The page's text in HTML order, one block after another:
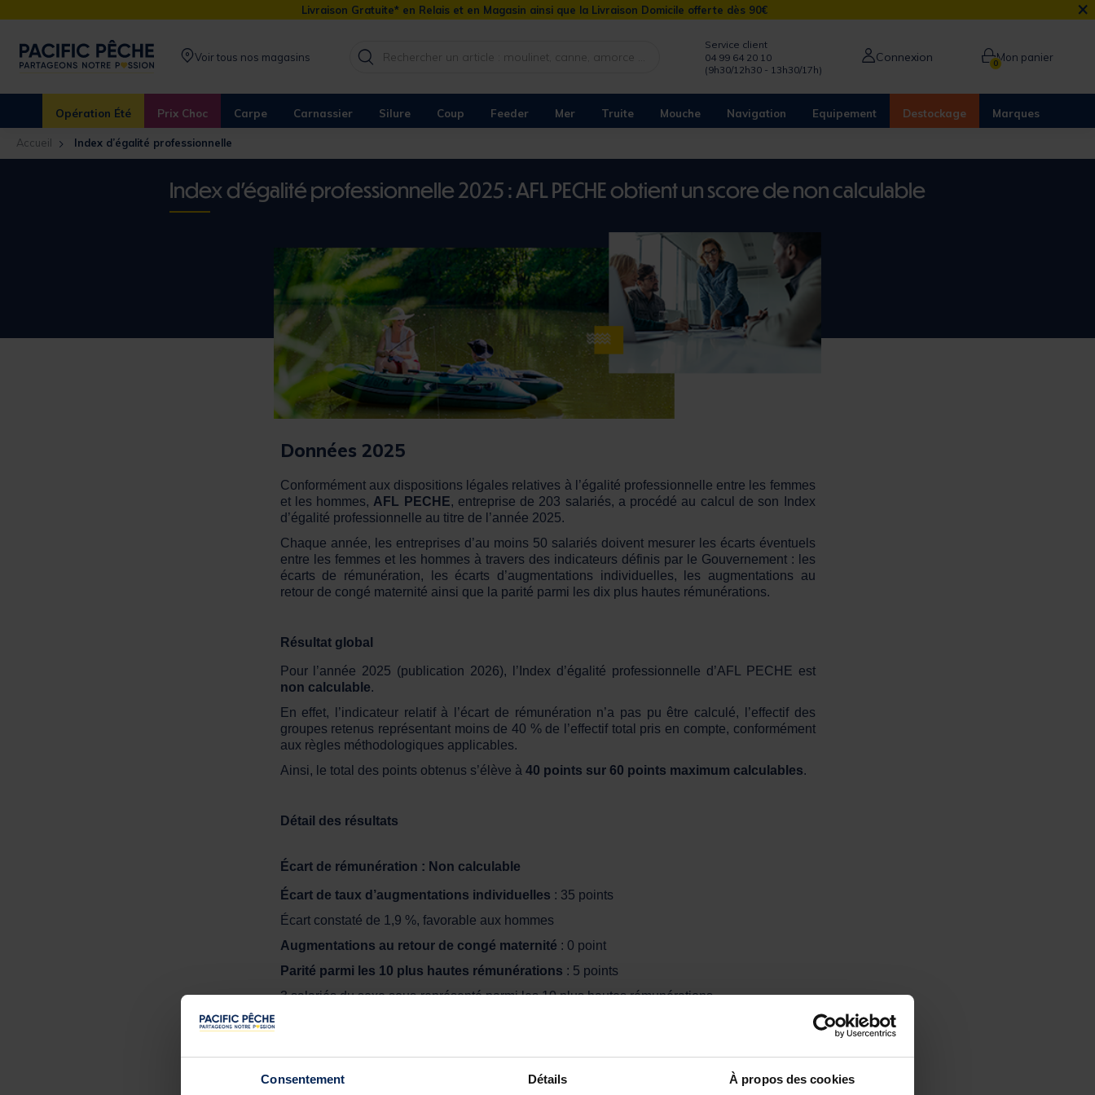
Consentement Détails À propos des cookies
Livraison Gratuite* en Relais et en Magasin ainsi que la Livraison Domicile offerte dès 90€ ×
Voir tous nos magasins
Service client
04 99 64 20 10
(9h30/12h30 - 13h30/17h)
Connexion 0
Mon panier
Opération Été Prix Choc Carpe Carnassier Silure Coup Feeder Mer Truite Mouche Navigation Equipement Destockage Marques
Accueil Index d’égalité professionnelle
Index d'égalité professionnelle 2025 : AFL PECHE obtient un score de non calculable
Données 2025
Conformément aux dispositions légales relatives à l’égalité professionnelle entre les femmes
et les hommes, AFL PECHE, entreprise de 203 salariés, a procédé au calcul de son Index
d’égalité professionnelle au titre de l’année 2025.
Chaque année, les entreprises d’au moins 50 salariés doivent mesurer les écarts éventuels
entre les femmes et les hommes à travers des indicateurs définis par le Gouvernement : les
écarts de rémunération, les écarts d’augmentations individuelles, les augmentations au
retour de congé maternité ainsi que la parité parmi les dix plus hautes rémunérations.
Résultat global
Pour l’année 2025 (publication 2026), l’Index d’égalité professionnelle d’AFL PECHE est
non calculable.
En effet, l’indicateur relatif à l’écart de rémunération n’a pas pu être calculé, l’effectif des
groupes retenus représentant moins de 40 % de l’effectif total pris en compte, conformément
aux règles méthodologiques applicables.
Ainsi, le total des points obtenus s’élève à 40 points sur 60 points maximum calculables.
Détail des résultats
Écart de rémunération : Non calculable
Écart de taux d’augmentations individuelles : 35 points
Écart constaté de 1,9 %, favorable aux hommes
Augmentations au retour de congé maternité : 0 point
Parité parmi les 10 plus hautes rémunérations : 5 points
3 salariés du sexe sous-représenté parmi les 10 plus hautes rémunérations
Analyse des résultats